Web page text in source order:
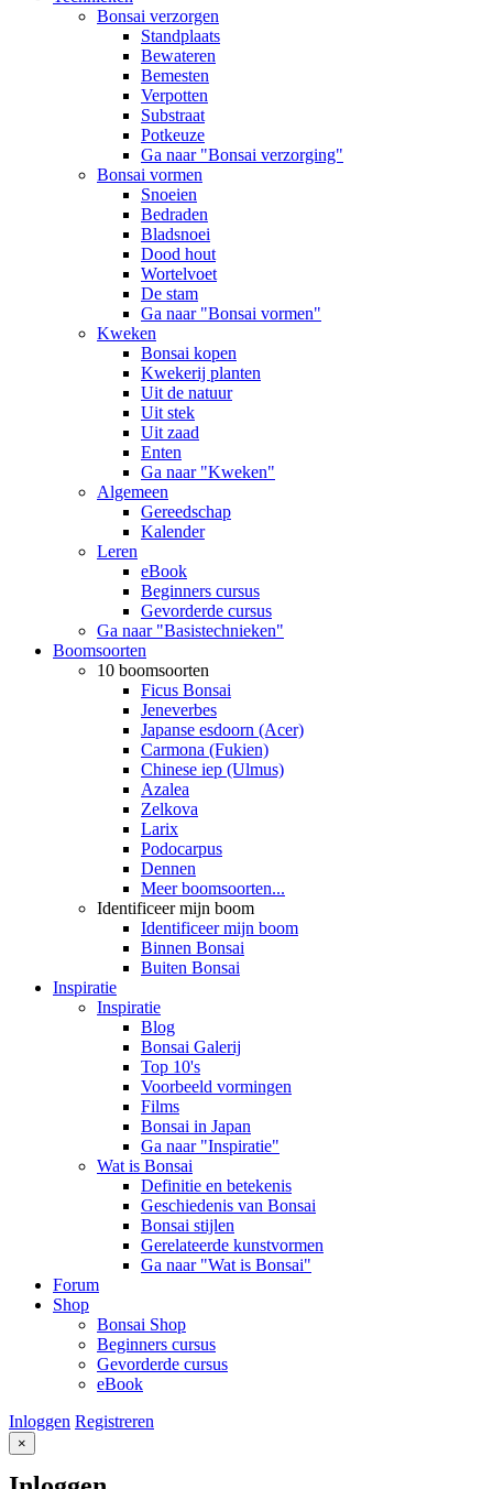
Bonsai verzorgen
Standplaats
Bewateren
Bemesten
Verpotten
Substraat
Potkeuze
Ga naar "Bonsai verzorging"
Bonsai vormen
Snoeien
Bedraden
Bladsnoei
Dood hout
Wortelvoet
De stam
Ga naar "Bonsai vormen"
Kweken
Bonsai kopen
Kwekerij planten
Uit de natuur
Uit stek
Uit zaad
Enten
Ga naar "Kweken"
Algemeen
Gereedschap
Kalender
Leren
eBook
Beginners cursus
Gevorderde cursus
Ga naar "Basistechnieken"
Boomsoorten
10 boomsoorten
Ficus Bonsai
Jeneverbes
Japanse esdoorn (Acer)
Carmona (Fukien)
Chinese iep (Ulmus)
Azalea
Zelkova
Larix
Podocarpus
Dennen
Meer boomsoorten...
Identificeer mijn boom
Identificeer mijn boom
Binnen Bonsai
Buiten Bonsai
Inspiratie
Inspiratie
Blog
Bonsai Galerij
Top 10's
Voorbeeld vormingen
Films
Bonsai in Japan
Ga naar "Inspiratie"
Wat is Bonsai
Definitie en betekenis
Geschiedenis van Bonsai
Bonsai stijlen
Gerelateerde kunstvormen
Ga naar "Wat is Bonsai"
Forum
Shop
Bonsai Shop
Beginners cursus
Gevorderde cursus
eBook
Inloggen Registreren
×